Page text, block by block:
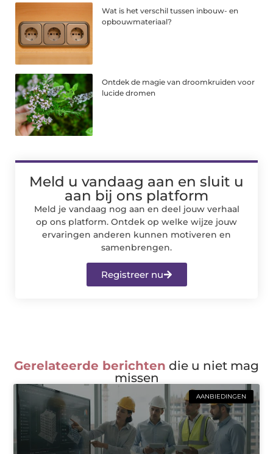
Wat is het verschil tussen inbouw- en
opbouwmateriaal?
Ontdek de magie van droomkruiden voor
lucide dromen
Meld u vandaag aan en sluit u
aan bij ons platform
Meld je vandaag nog aan en deel jouw verhaal
op ons platform. Ontdek op welke wijze jouw
ervaringen anderen kunnen motiveren en
samenbrengen.
Registreer nu
Gerelateerde berichten die u niet mag
missen
AANBIEDINGEN